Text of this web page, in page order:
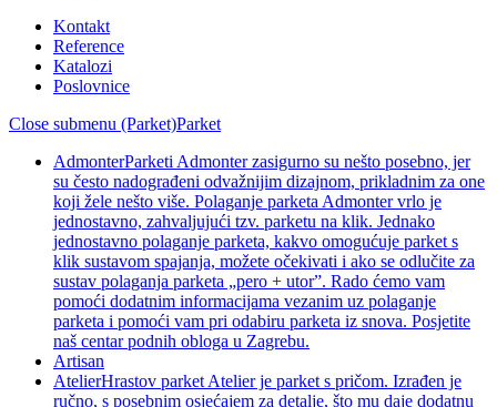
Kontakt
Reference
Katalozi
Poslovnice
Close submenu (Parket)Parket
AdmonterParketi Admonter zasigurno su nešto posebno, jer
su često nadograđeni odvažnijim dizajnom, prikladnim za one
koji žele nešto više. Polaganje parketa Admonter vrlo je
jednostavno, zahvaljujući tzv. parketu na klik. Jednako
jednostavno polaganje parketa, kakvo omogućuje parket s
klik sustavom spajanja, možete očekivati i ako se odlučite za
sustav polaganja parketa „pero + utor”. Rado ćemo vam
pomoći dodatnim informacijama vezanim uz polaganje
parketa i pomoći vam pri odabiru parketa iz snova. Posjetite
naš centar podnih obloga u Zagrebu.
Artisan
AtelierHrastov parket Atelier je parket s pričom. Izrađen je
ručno, s posebnim osjećajem za detalje, što mu daje dodatnu